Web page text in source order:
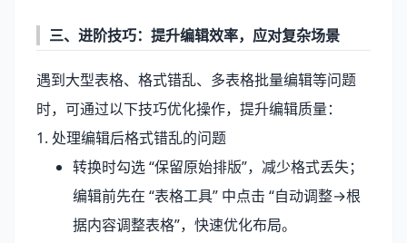
三、进阶技巧：提升编辑效率，应对复杂场景
遇到大型表格、格式错乱、多表格批量编辑等问题
时，可通过以下技巧优化操作，提升编辑质量：
1. 处理编辑后格式错乱的问题
转换时勾选 “保留原始排版”，减少格式丢失；
编辑前先在 “表格工具” 中点击 “自动调整→根
据内容调整表格”，快速优化布局。